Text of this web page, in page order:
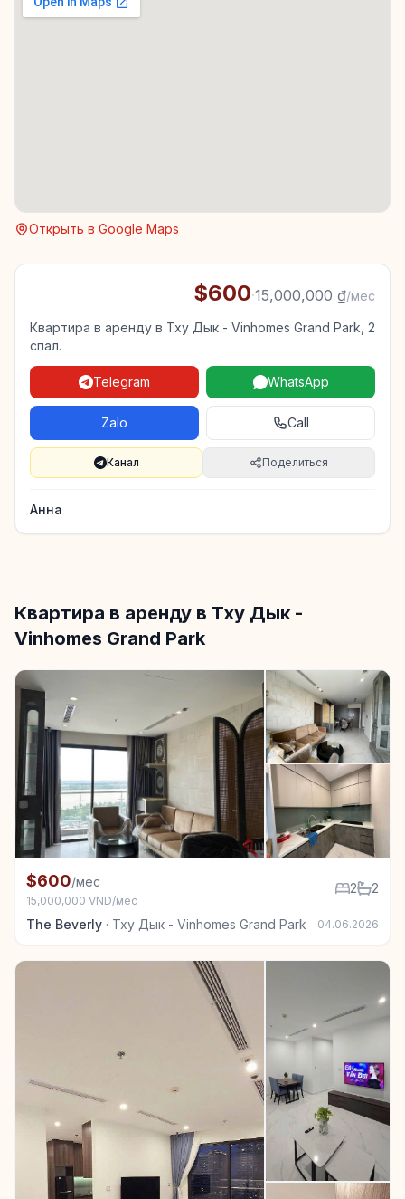
Открыть в Google Maps
$600·15,000,000 ₫/мес
Квартира в аренду в Тху Дык - Vinhomes Grand Park, 2
спал.
Telegram WhatsApp
Zalo Call
Канал Поделиться
Анна
Квартира в аренду в Тху Дык -
Vinhomes Grand Park
Квартира в аренду в Тху Дык - Vinhomes Grand
$600/мес
15,000,000 VND/мес
2 2
The Beverly · Тху Дык - Vinhomes Grand Park 04.06.2026